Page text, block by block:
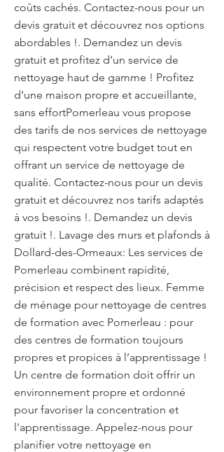
coûts cachés. Contactez-nous pour un
devis gratuit et découvrez nos options
abordables !. Demandez un devis
gratuit et profitez d’un service de
nettoyage haut de gamme ! Profitez
d’une maison propre et accueillante,
sans effortPomerleau vous propose
des tarifs de nos services de nettoyage
qui respectent votre budget tout en
offrant un service de nettoyage de
qualité. Contactez-nous pour un devis
gratuit et découvrez nos tarifs adaptés
à vos besoins !. Demandez un devis
gratuit !. Lavage des murs et plafonds à
Dollard-des-Ormeaux: Les services de
Pomerleau combinent rapidité,
précision et respect des lieux. Femme
de ménage pour nettoyage de centres
de formation avec Pomerleau : pour
des centres de formation toujours
propres et propices à l’apprentissage !
Un centre de formation doit offrir un
environnement propre et ordonné
pour favoriser la concentration et
l'apprentissage. Appelez-nous pour
planifier votre nettoyage en